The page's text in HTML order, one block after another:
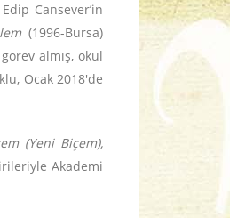
Cansever’in
(1996-Bursa)
almış, okul
Ocak 2018'de
(Yeni Biçem),
Akademi